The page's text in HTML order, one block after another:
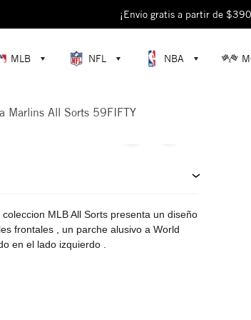
¡Envío gratis a partir de
¡Descubre colecciones exclusivas en la tienda
MLB NFL NBA
Marlins All Sorts 59FIFTY
MLB All Sorts presenta un diseño
frontales , un parche alusivo a World
en el lado izquierdo .